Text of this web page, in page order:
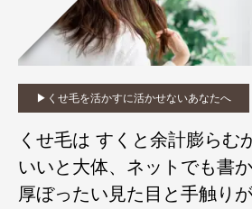
▶︎くせ毛を活かすに活かせないあなたへ
くせ毛は すくと余計膨らむ
いいと大体、ネットでも書
厚ぼったい見た目と手触り